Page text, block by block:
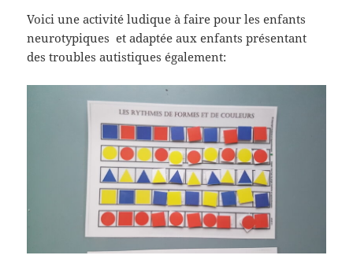
Voici une activité ludique à faire pour les enfants
neurotypiques et adaptée aux enfants présentant
des troubles autistiques également: